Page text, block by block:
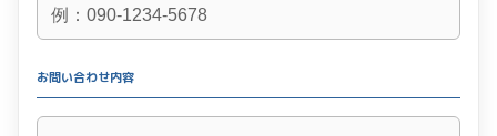
お問い合わせ内容